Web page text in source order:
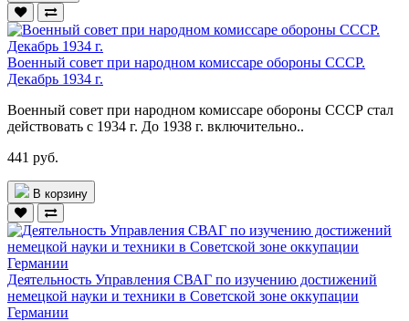
Военный совет при народном комиссаре обороны СССР.
Декабрь 1934 г.
Военный совет при народном комиссаре обороны СССР стал
действовать с 1934 г. До 1938 г. включительно..
441 руб.
В корзину
Деятельность Управления СВАГ по изучению достижений
немецкой науки и техники в Советской зоне оккупации
Германии